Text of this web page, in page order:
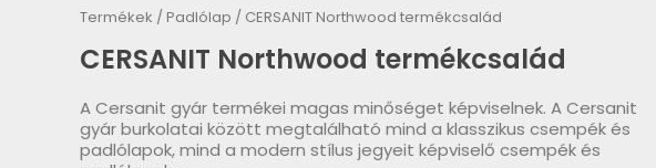
Termékek Padlólap CERSANIT Northwood termékcsalád
CERSANIT Northwood termékcsalád
A Cersanit gyár termékei magas minőséget képviselnek. A Cersanit
gyár burkolatai között megtalálható mind a klasszikus csempék és
padlólapok, mind a modern stílus jegyeit képviselő csempék és